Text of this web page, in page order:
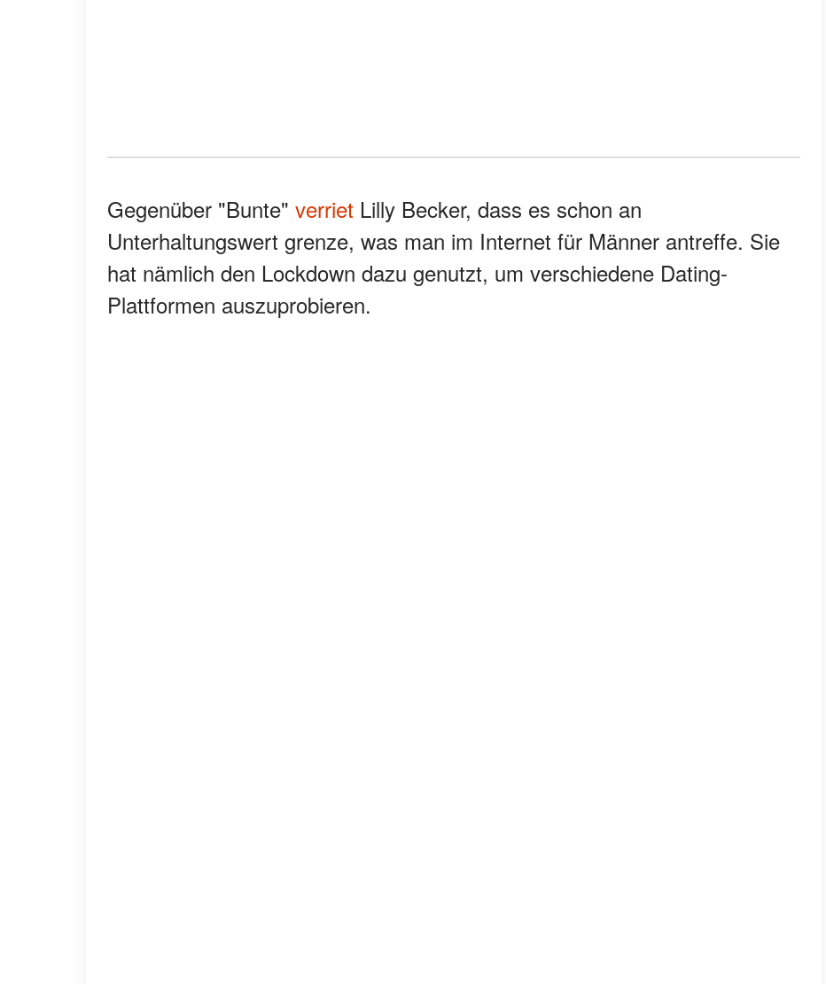
Gegenüber "Bunte" verriet Lilly Becker, dass es schon an
Unterhaltungswert grenze, was man im Internet für Männer antreffe. Sie
hat nämlich den Lockdown dazu genutzt, um verschiedene Dating-
Plattformen auszuprobieren.